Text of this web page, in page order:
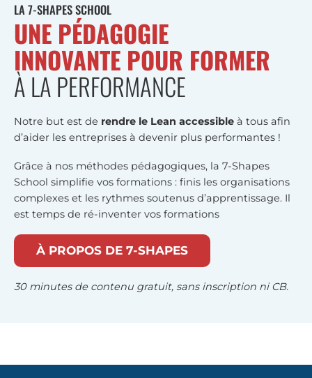
LA 7-SHAPES SCHOOL
UNE PÉDAGOGIE
INNOVANTE POUR FORMER
À LA PERFORMANCE
Notre but est de rendre le Lean accessible à tous afin
d’aider les entreprises à devenir plus performantes !
Grâce à nos méthodes pédagogiques, la 7-Shapes
School simplifie vos formations : finis les organisations
complexes et les rythmes soutenus d’apprentissage. Il
est temps de ré-inventer vos formations
À PROPOS DE 7-SHAPES
30 minutes de contenu gratuit, sans inscription ni CB.